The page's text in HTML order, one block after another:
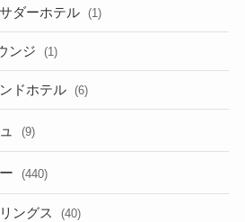
ダーホテル (1)
ンジ (1)
ドホテル (6)
(9)
(440)
ングス (40)